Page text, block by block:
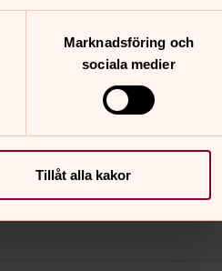
Marknadsföring och
sociala medier
Tillåt alla kakor
lör